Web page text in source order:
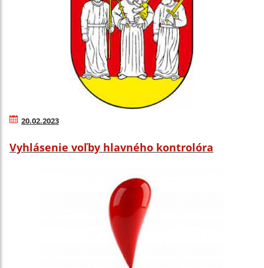
20.02.2023
Vyhlásenie voľby hlavného kontrolóra